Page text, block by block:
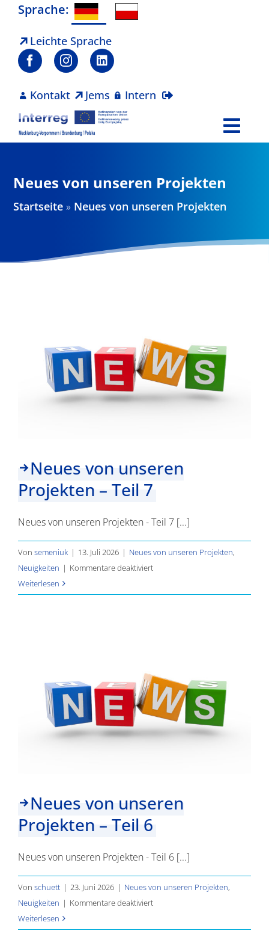
Zum
springen
Sprache:
Leichte Sprache
Kontakt Jems Intern
Projekte
Neues von unseren Projekten
Startseite » Neues von unseren Projekten
Neues von unseren
Projekten – Teil 7
Neues von unseren Projekten - Teil 7 [...]
Von semeniuk | 13. Juli 2026 | Neues von unseren Projekten,
Neuigkeiten | Kommentare deaktiviertfür
von
7
Weiterlesen
Neues von unseren
Projekten – Teil 6
Neues von unseren Projekten - Teil 6 [...]
Von schuett | 23. Juni 2026 | Neues von unseren Projekten,
Neuigkeiten | Kommentare deaktiviertfür
von
Weiterlesen